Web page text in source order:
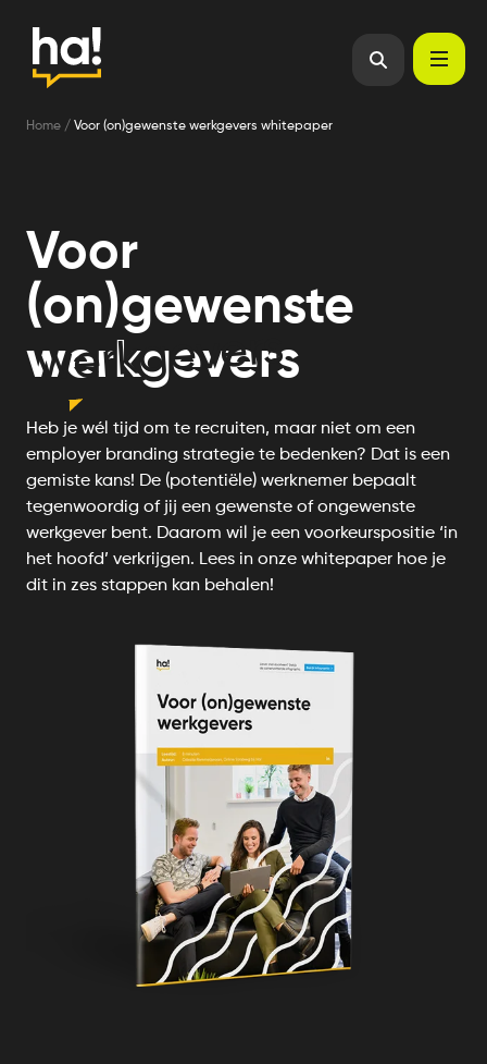
Home / Voor (on)gewenste werkgevers whitepaper
Voor
(on)gewenste
werkgevers
werkgevers
Heb je wél tijd om te recruiten, maar niet om een
employer branding strategie te bedenken? Dat is een
gemiste kans! De (potentiële) werknemer bepaalt
tegenwoordig of jij een gewenste of ongewenste
werkgever bent. Daarom wil je een voorkeurspositie ‘in
het hoofd’ verkrijgen. Lees in onze whitepaper hoe je
dit in zes stappen kan behalen!